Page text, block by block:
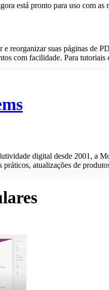
está pronto para uso com as
reorganizar suas páginas de
com facilidade. Para
digital desde 2001, a
atualizações de